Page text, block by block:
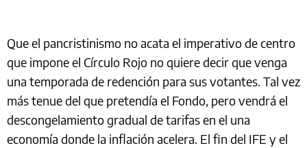
Que el pancristinismo no acata el imperativo de centro
que impone el Círculo Rojo no quiere decir que venga
una temporada de redención para sus votantes. Tal vez
más tenue del que pretendía el Fondo, pero vendrá el
descongelamiento gradual de tarifas en el una
economía donde la inflación acelera. El fin del IFE y el